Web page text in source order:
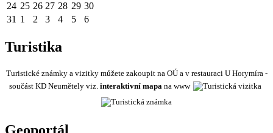
24 25 26 27 28 29 30
31 1 2 3 4 5 6
Turistika
Turistické známky a vizitky můžete zakoupit na OÚ a v restauraci U Horymíra -
součást KD Neumětely viz. interaktivní mapa na www
Geoportál